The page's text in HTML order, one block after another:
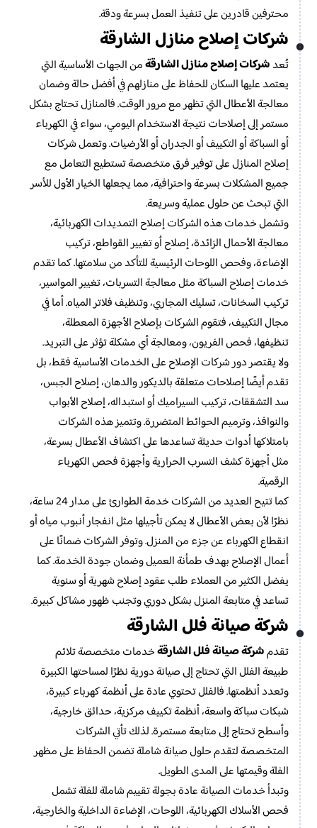
محترفين قادرين على تنفيذ العمل بسرعة ودقة.
شركات إصلاح منازل الشارقة
تُعدشركات إصلاح منازل الشارقةمن الجهات الأساسية التي
يعتمد عليها السكان للحفاظ على منازلهم في أفضل حالة وضمان
معالجة الأعطال التي تظهر مع مرور الوقت. فالمنازل تحتاج بشكل
مستمر إلى إصلاحات نتيجة الاستخدام اليومي، سواء في الكهرباء
أو السباكة أو التكييف أو الجدران أو الأرضيات. وتعمل شركات
إصلاح المنازل على توفير فرق متخصصة تستطيع التعامل مع
جميع المشكلات بسرعة واحترافية، مما يجعلها الخيار الأول للأسر
التي تبحث عن حلول عملية وسريعة.
وتشمل خدمات هذه الشركات إصلاح التمديدات الكهربائية،
معالجة الأحمال الزائدة، إصلاح أو تغيير القواطع، تركيب
الإضاءة، وفحص اللوحات الرئيسية للتأكد من سلامتها. كما تقدم
خدمات إصلاح السباكة مثل معالجة التسربات، تغيير المواسير،
تركيب السخانات، تسليك المجاري، وتنظيف فلاتر المياه. أما في
مجال التكييف، فتقوم الشركات بإصلاح الأجهزة المعطلة،
تنظيفها، فحص الفريون، ومعالجة أي مشكلة تؤثر على التبريد.
ولا يقتصر دور شركات الإصلاح على الخدمات الأساسية فقط، بل
تقدم أيضًا إصلاحات متعلقة بالديكور والدهان، إصلاح الجبس،
سد التشققات، تركيب السيراميك أو استبداله، إصلاح الأبواب
والنوافذ، وترميم الحوائط المتضررة. وتتميز هذه الشركات
بامتلاكها أدوات حديثة تساعدها على اكتشاف الأعطال بسرعة،
مثل أجهزة كشف التسرب الحرارية وأجهزة فحص الكهرباء
الرقمية.
كما تتيح العديد من الشركات خدمة الطوارئ على مدار 24 ساعة،
نظرًا لأن بعض الأعطال لا يمكن تأجيلها مثل انفجار أنبوب مياه أو
انقطاع الكهرباء عن جزء من المنزل. وتوفر الشركات ضمانًا على
أعمال الإصلاح بهدف طمأنة العميل وضمان جودة الخدمة. كما
يفضل الكثير من العملاء طلب عقود إصلاح شهرية أو سنوية
تساعد في متابعة المنزل بشكل دوري وتجنب ظهور مشاكل كبيرة.
شركة صيانة فلل الشارقة
تقدمشركة صيانة فلل الشارقةخدمات متخصصة تلائم
طبيعة الفلل التي تحتاج إلى صيانة دورية نظرًا لمساحتها الكبيرة
وتعدد أنظمتها. فالفلل تحتوي عادة على أنظمة كهرباء كبيرة،
شبكات سباكة واسعة، أنظمة تكييف مركزية، حدائق خارجية،
وأسطح تحتاج إلى متابعة مستمرة. لذلك تأتي الشركات
المتخصصة لتقدم حلول صيانة شاملة تضمن الحفاظ على مظهر
الفلة وقيمتها على المدى الطويل.
وتبدأ خدمات الصيانة عادة بجولة تقييم شاملة للفلة تشمل
فحص الأسلاك الكهربائية، اللوحات، الإضاءة الداخلية والخارجية،